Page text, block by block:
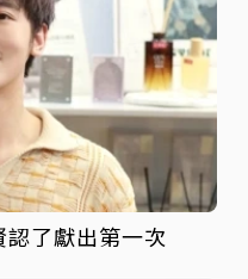
了獻出第一次